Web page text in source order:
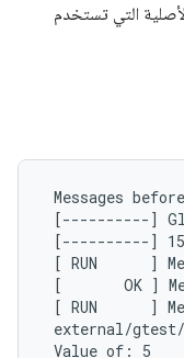
التي تستخدم
Messages
[----------]
[----------] 15
[ RUN      ]
[       OK ]
[ RUN      ]
external/
Value of: 5